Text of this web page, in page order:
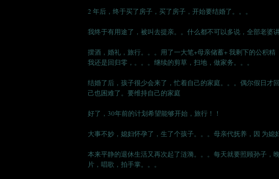
2 年后，终于买了房子，买了房子，开始要结婚了。。。
我终于有用途了，被叫去提亲。。什么都不可以多说，全部老婆
摆酒，婚礼，旅行。。。用了一大笔+母亲储蓄+ 我剩下的公积精
我还是回归零，。。。继续的剪草，扫地，做家务。。。
结婚了后，孩子很少会来了，忙着自己的家庭。。。偶尔假日才
己也困难了。要维持自己的家庭
好了，30年前的计划希望能够开始，旅行！！
大事不妙，媳妇怀孕了，生了个孩子。。。母亲代抚养，因 为媳
本来平静的退休生活又再次起了涟漪。。。每天就要照顾孙子，
片，唱歌，拍手掌。。。